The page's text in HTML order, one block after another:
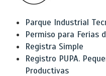
Parque Industrial
Permiso para Ferias
Registra Simple
Registro PUPA.
Productivas